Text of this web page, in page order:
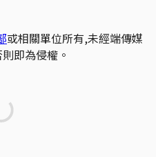
或相關單位所有,未經端傳媒
即為侵權。